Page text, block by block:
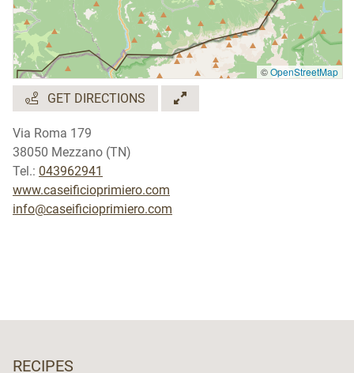
©OpenStreetMap
GET DIRECTIONS
Via Roma 179
38050 Mezzano (TN)
Tel.: 043962941
www.caseificioprimiero.com
info@caseificioprimiero.com
RECIPES